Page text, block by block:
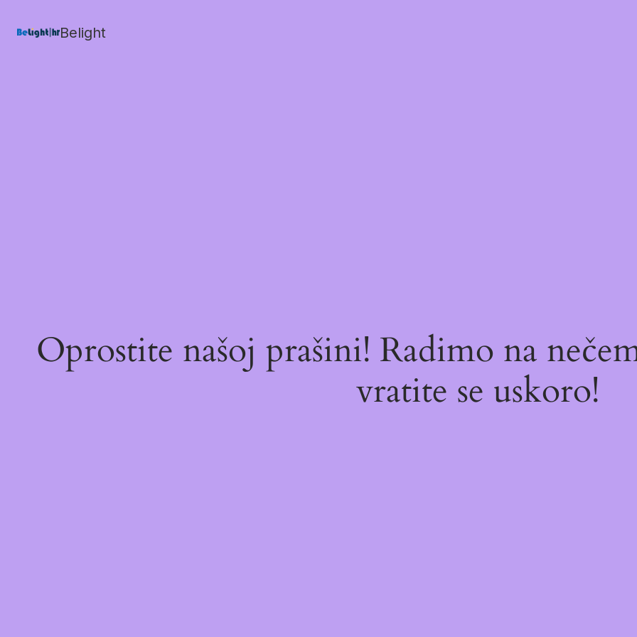
Belight
Oprostite našoj prašini! Radimo na
vratite se uskoro!